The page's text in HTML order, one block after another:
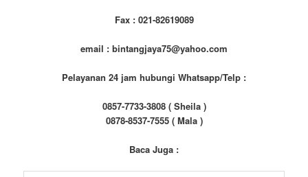
Fax : 021-82619089
email : bintangjaya75@yahoo.com
Pelayanan 24 jam hubungi Whatsapp/Telp :
0857-7733-3808 ( Sheila )
0878-8537-7555 ( Mala )
Baca Juga :